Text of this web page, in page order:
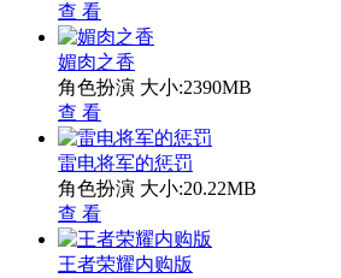
查 看
媚肉之香
角色扮演 大小:2390MB
查 看
雷电将军的惩罚
角色扮演 大小:20.22MB
查 看
王者荣耀内购版